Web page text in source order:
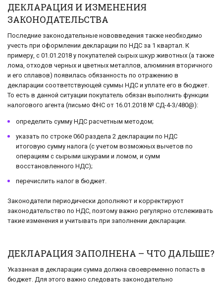
ДЕКЛАРАЦИЯ И ИЗМЕНЕНИЯ
ЗАКОНОДАТЕЛЬСТВА
Последние законодательные нововведения также необходимо
учесть при оформлении декларации по НДС за 1 квартал. К
примеру, с 01.01.2018 у покупателей сырых шкур животных (а также
лома, отходов черных и цветных металлов, алюминия вторичного
и его сплавов) появилась обязанность по отражению в
декларации соответствующей суммы НДС и уплате его в бюджет.
То есть в данной ситуации покупатель обязан выполнить функции
налогового агента (письмо ФНС от 16.01.2018 № СД-4-3/480@):
определить сумму НДС расчетным методом;
указать по строке 060 раздела 2 декларации по НДС
итоговую сумму налога (с учетом возможных вычетов по
операциям с сырыми шкурами и ломом, и сумм
восстановленного НДС);
перечислить налог в бюджет.
Законодатели периодически дополняют и корректируют
законодательство по НДС, поэтому важно регулярно отслеживать
такие изменения и учитывать при заполнении декларации.
ДЕКЛАРАЦИЯ ЗАПОЛНЕНА – ЧТО ДАЛЬШЕ?
Указанная в декларации сумма должна своевременно попасть в
бюджет. Для этого важно следовать законодательно